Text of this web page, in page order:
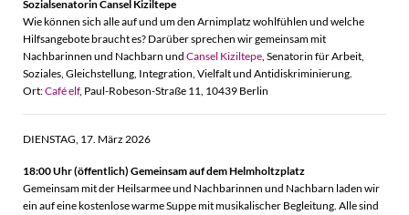
Sozialsenatorin Cansel Kiziltepe
Wie können sich alle auf und um den Arnimplatz wohlfühlen und welche
Hilfsangebote braucht es? Darüber sprechen wir gemeinsam mit
Nachbarinnen und Nachbarn und Cansel Kiziltepe, Senatorin für Arbeit,
Soziales, Gleichstellung, Integration, Vielfalt und Antidiskriminierung.
Ort:Café elf, Paul-Robeson-Straße 11, 10439 Berlin
DIENSTAG, 17. März 2026
18:00 Uhr (öffentlich) Gemeinsam auf dem Helmholtzplatz
Gemeinsam mit der Heilsarmee und Nachbarinnen und Nachbarn laden wir
ein auf eine kostenlose warme Suppe mit musikalischer Begleitung. Alle sind